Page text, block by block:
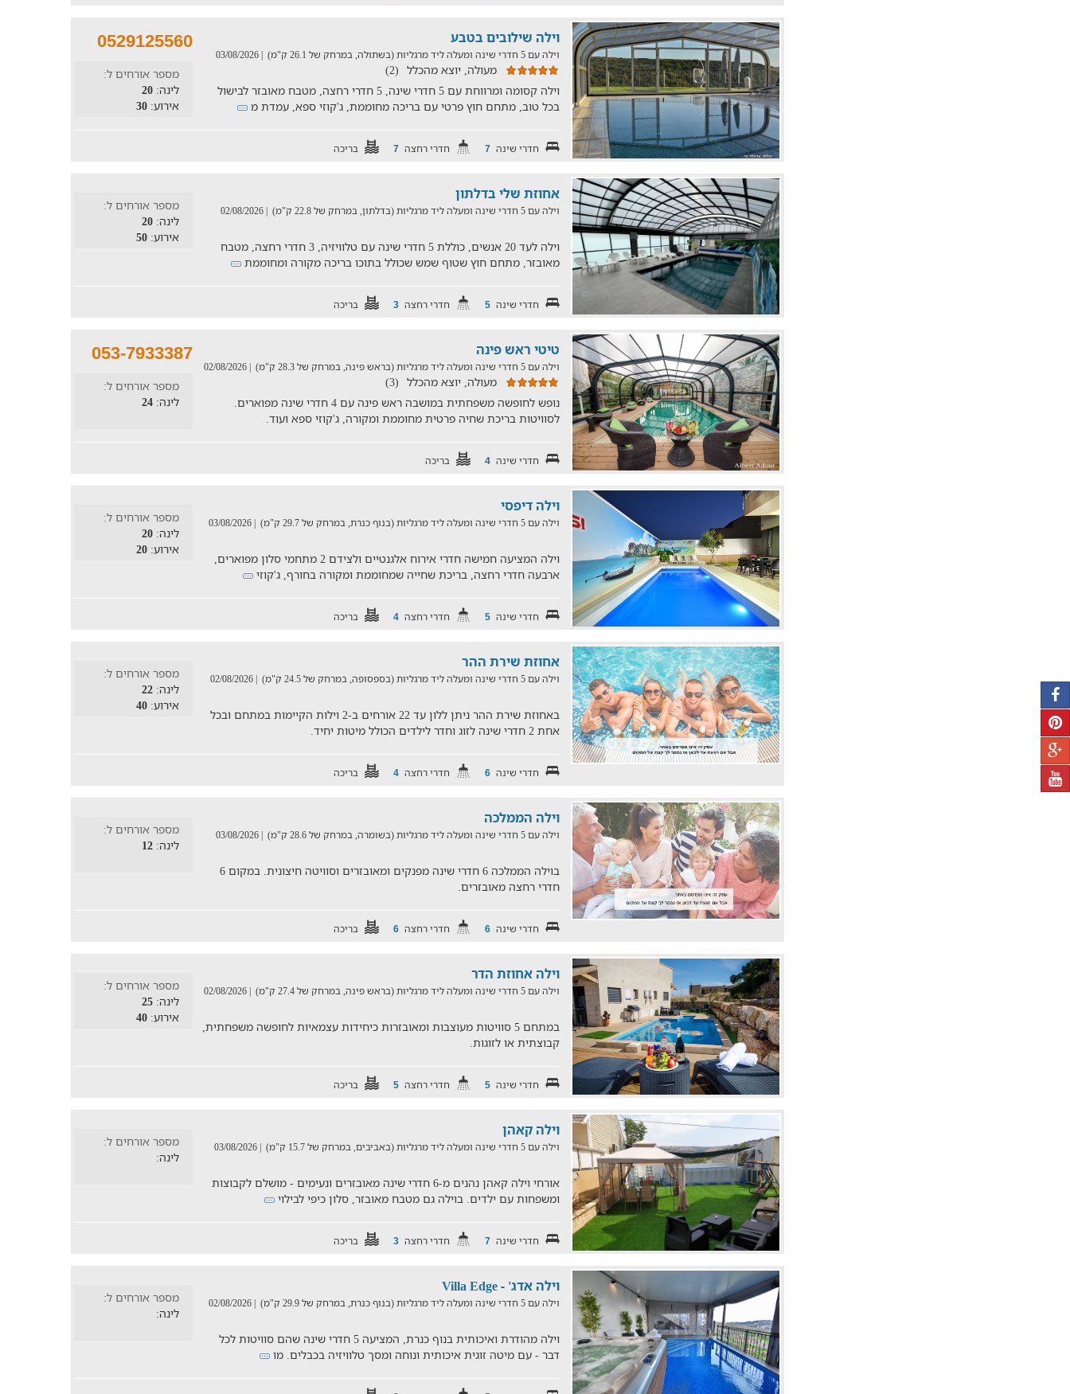
וילה שילובים בטבע
וילה עם 5 חדרי שינה ומעלה ליד מרגליות (בשתולה, במרחק של 26.1 ק"מ) | 03/08/2026
מעולה, יוצא מהכלל (2)
וילה קסומה ומרווחת עם 5 חדרי שינה, 5 חדרי רחצה, מטבח מאובזר לבישול
בכל טוב, מתחם חוץ פרטי עם בריכה מחוממת, ג'קוזי ספא, עמדת מ
0529125560
מספר אורחים ל:
לינה:20
אירוע:30
חדרי שינה 7 חדרי רחצה 7 בריכה
אחוזת שלי בדלתון
וילה עם 5 חדרי שינה ומעלה ליד מרגליות (בדלתון, במרחק של 22.8 ק"מ) | 02/08/2026
וילה לעד 20 אנשים, כוללת 5 חדרי שינה עם טלוויזיה, 3 חדרי רחצה, מטבח
מאובזר, מתחם חוץ שטוף שמש שכולל בתוכו בריכה מקורה ומחוממת
מספר אורחים ל:
לינה:20
אירוע:50
חדרי שינה 5 חדרי רחצה 3 בריכה
טיטי ראש פינה
וילה עם 5 חדרי שינה ומעלה ליד מרגליות (בראש פינה, במרחק של 28.3 ק"מ) | 02/08/2026
מעולה, יוצא מהכלל (3)
נופש לחופשה משפחתית במושבה ראש פינה עם 4 חדרי שינה מפוארים.
לסוויטות בריכת שחיה פרטית מחוממת ומקורה, ג'קוזי ספא ועוד.
053-7933387
מספר אורחים ל:
לינה:24
חדרי שינה 4 בריכה
וילה דיפסי
וילה עם 5 חדרי שינה ומעלה ליד מרגליות (בנוף כנרת, במרחק של 29.7 ק"מ) | 03/08/2026
וילה המציעה חמישה חדרי אירוח אלגנטיים ולצידם 2 מתחמי סלון מפוארים,
ארבעה חדרי רחצה, בריכת שחייה שמחוממת ומקורה בחורף, ג'קוזי
מספר אורחים ל:
לינה:20
אירוע:20
חדרי שינה 5 חדרי רחצה 4 בריכה
אחוזת שירת ההר
וילה עם 5 חדרי שינה ומעלה ליד מרגליות (בספסופה, במרחק של 24.5 ק"מ) | 02/08/2026
באחוזת שירת ההר ניתן ללון עד 22 אורחים ב-2 וילות הקיימות במתחם ובכל
אחת 2 חדרי שינה לזוג וחדר לילדים הכולל מיטות יחיד.
מספר אורחים ל:
לינה:22
אירוע:40
חדרי שינה 6 חדרי רחצה 4 בריכה
וילה הממלכה
וילה עם 5 חדרי שינה ומעלה ליד מרגליות (בשומרה, במרחק של 28.6 ק"מ) | 03/08/2026
בוילה הממלכה 6 חדרי שינה מפנקים ומאובזרים וסוויטה חיצונית. במקום 6
חדרי רחצה מאובזרים.
מספר אורחים ל:
לינה:12
חדרי שינה 6 חדרי רחצה 6 בריכה
וילה אחוזת הדר
וילה עם 5 חדרי שינה ומעלה ליד מרגליות (בראש פינה, במרחק של 27.4 ק"מ) | 02/08/2026
במתחם 5 סוויטות מעוצבות ומאובזרות כיחידות עצמאיות לחופשה משפחתית,
קבוצתית או לזוגות.
מספר אורחים ל:
לינה:25
אירוע:40
חדרי שינה 5 חדרי רחצה 5 בריכה
וילה קאהן
וילה עם 5 חדרי שינה ומעלה ליד מרגליות (באביבים, במרחק של 15.7 ק"מ) | 03/08/2026
אורחי וילה קאהן נהנים מ-6 חדרי שינה מאובזרים ונעימים - מושלם לקבוצות
ומשפחות עם ילדים. בוילה גם מטבח מאובזר, סלון כיפי לבילוי
מספר אורחים ל:
לינה:
חדרי שינה 7 חדרי רחצה 3 בריכה
וילה אדג' - Villa Edge
וילה עם 5 חדרי שינה ומעלה ליד מרגליות (בנוף כנרת, במרחק של 29.9 ק"מ) | 02/08/2026
וילה מהודרת ואיכותית בנוף כנרת, המציעה 5 חדרי שינה שהם סוויטות לכל
דבר - עם מיטה זוגית איכותית ונוחה ומסך טלוויזיה בכבלים. מו
מספר אורחים ל:
לינה: